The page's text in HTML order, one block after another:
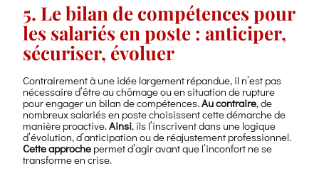
5. Le bilan de compétences pour
les salariés en poste : anticiper,
sécuriser, évoluer
Contrairement à une idée largement répandue, il n’est pas
nécessaire d’être au chômage ou en situation de rupture
pour engager un bilan de compétences.Au contraire, de
nombreux salariés en poste choisissent cette démarche de
manière proactive.Ainsi, ils l’inscrivent dans une logique
d’évolution, d’anticipation ou de réajustement professionnel.
Cette approche permet d’agir avant que l’inconfort ne se
transforme en crise.